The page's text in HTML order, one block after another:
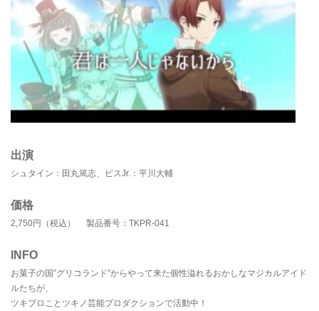
出演
シュタイン：田丸篤志、ビスJr.：平川大輔
価格
2,750円（税込） 製品番号：TKPR-041
INFO
お菓子の国”グリコランド”からやって来た個性溢れるおかしなマジカルアイド
ルたちが、
ツキプロことツキノ芸能プロダクションで活動中！